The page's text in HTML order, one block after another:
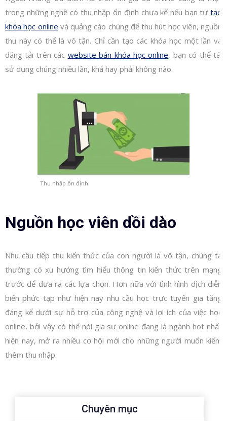
trong những nghề có thu nhập ổn định chưa kể nếu bạn tự tạo
khóa học online và quảng cáo chúng để thu hút học viên, nguồn
thu này có thể là vô tận. Chỉ cần tạo các khóa học một lần và
đăng tải trên các website bán khóa học online, bạn có thể tái
sử dụng chúng nhiều lần, khá hay phải không nào.
Thu nhập ổn định
Nguồn học viên dồi dào
Nhu cầu tiếp thu kiến thức của con người là vô tận, chúng ta
thường có xu hướng tìm hiểu thông tin kiến thức trên mạng
trước để đưa ra các lựa chọn. Hơn nữa với tình hình dịch diễn
biến phức tạp như hiện nay nhu cầu học trực tuyến gia tăng
đáng kể dưới sự hỗ trợ của công nghệ và lợi ích của việc học
online, bởi vậy có thể nói gia sư online đang là ngành hot nhất
hiện nay, mở ra nhiều cơ hội mới cho những người muốn kiếm
thêm thu nhập.
Chuyên mục